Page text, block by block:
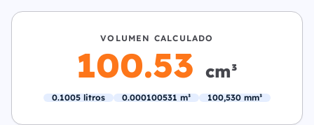
VOLUMEN CALCULADO
100.53 cm³
0.1005 litros 0.000100531 m³ 100,530 mm³